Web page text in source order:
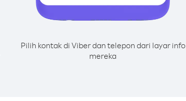
Pilih kontak di Viber dan telepon dari layar info
mereka